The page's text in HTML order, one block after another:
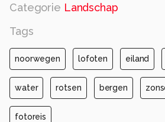
Categorie Landschap
Tags
noorwegen lofoten eiland
water rotsen bergen
fotoreis